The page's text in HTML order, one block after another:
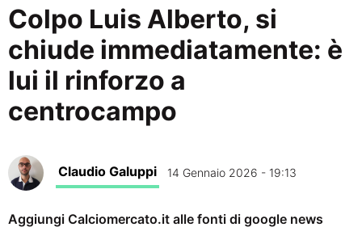
Colpo Luis Alberto, si
chiude immediatamente: è
lui il rinforzo a
centrocampo
Claudio Galuppi 14 Gennaio 2026 - 19:13
Aggiungi Calciomercato.it alle fonti di google news